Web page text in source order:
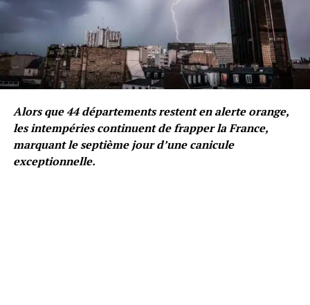
Alors que 44 départements restent en alerte orange,
les intempéries continuent de frapper la France,
marquant le septième jour d’une canicule
exceptionnelle.